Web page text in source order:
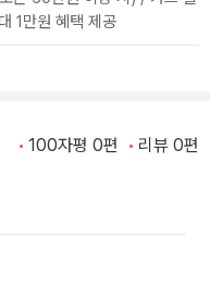
1만원 혜택 제공
100자평 0편 리뷰 0편